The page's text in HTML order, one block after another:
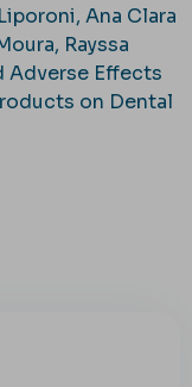
Ana Clara
Rayssa
Adverse Effects
on Dental